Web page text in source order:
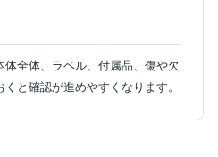
全体、ラベル、付属品、傷や欠
と確認が進めやすくなります。